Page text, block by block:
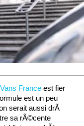
Vans France est fier
est un peu
serait aussi drÃ
sa rÃ©cente